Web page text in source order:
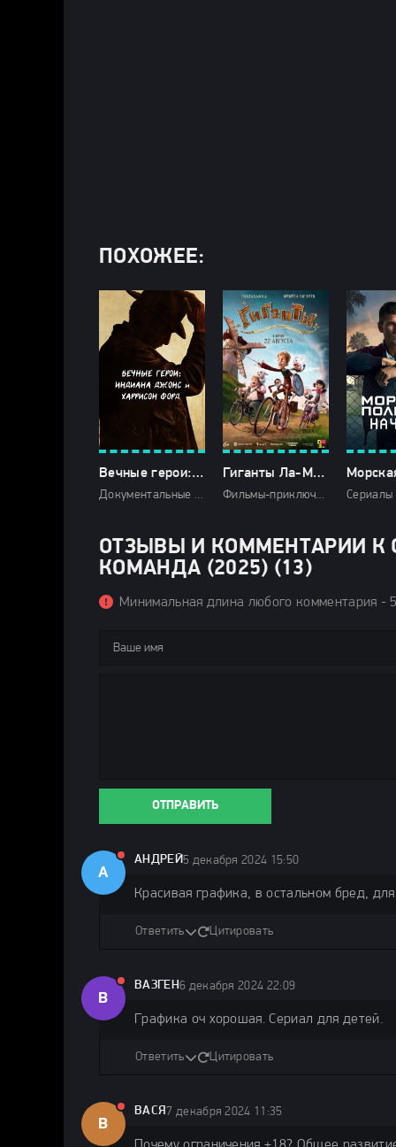
ПОХОЖЕЕ:
Вечные герои: Индиана Джонс и Харрисон Форд (2024)
Документальные фильмы 2024 / Зарубежные фильмы 2024 / Последние фильмы 2024 / Фильмы осени 2024 / Новинки кино 2024 / Фильмы 2024 / Смотреть фильмы онлайн
Гиганты Ла-Манша (2024)
Фильмы-приключения 2024 / Зарубежные фильмы 2024 / Мультфильмы 2024 / Новинки кино 2024 / Последние фильмы 2024 / Фильмы лета 2024 / Фильмы 2024 / Смотреть фильмы онлайн
ОТЗЫВЫ И КОММЕНТАРИИ К
КОМАНДА (2025) (13)
Минимальная длина любого комментария -
ОТПРАВИТЬ
А
АНДРЕЙ5 декабря 2024 15:50
Красивая графика, в остальном бред,
Ответить Цитировать
В
ВАЗГЕН6 декабря 2024 22:09
Графика оч хорошая. Сериал для детей.
Ответить Цитировать
В
ВАСЯ7 декабря 2024 11:35